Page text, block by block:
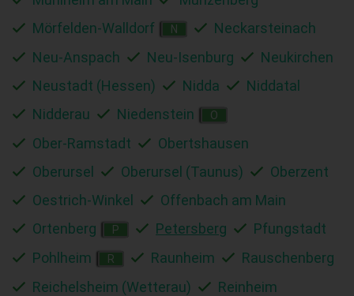
Mörfelden-Walldorf
N
Neckarsteinach
Neu-Anspach
Neu-Isenburg
Neukirchen
Neustadt (Hessen)
Nidda
Niddatal
Nidderau
Niedenstein O
Ober-Ramstadt
Obertshausen
Oberursel
Oberursel (Taunus)
Oberzent
Oestrich-Winkel
Offenbach am Main
Ortenberg
P Petersberg
Pfungstadt
Pohlheim
R Raunheim
Rauschenberg
Reichelsheim (Wetterau)
Reinheim